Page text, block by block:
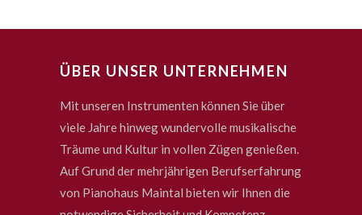
ÜBER UNSER UNTERNEHMEN
Mit unseren Instrumenten können Sie über
viele Jahre hinweg wundervolle musikalische
Träume und Kultur in vollen Zügen genießen.
Auf Grund der mehrjährigen Berufserfahrung
von Pianohaus Maintal bieten wir Ihnen die